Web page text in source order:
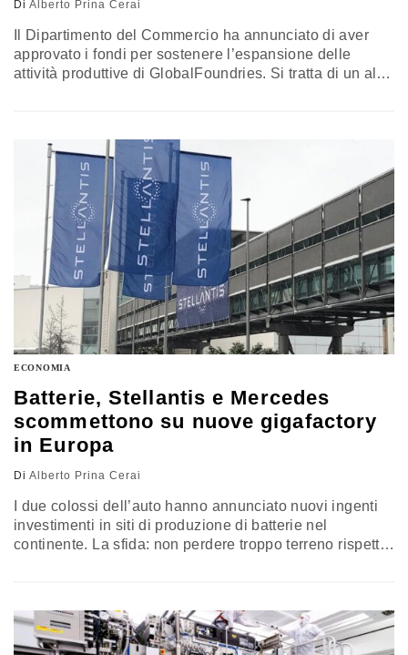
Di Alberto Prina Cerai
Il Dipartimento del Commercio ha annunciato di aver
approvato i fondi per sostenere l’espansione delle
attività produttive di GlobalFoundries. Si tratta di un altro
ECONOMIA
Batterie, Stellantis e Mercedes
scommettono su nuove gigafactory
in Europa
Di Alberto Prina Cerai
I due colossi dell’auto hanno annunciato nuovi ingenti
investimenti in siti di produzione di batterie nel
continente. La sfida: non perdere troppo terreno rispetto